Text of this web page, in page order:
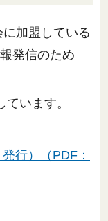
加盟している
発信のため
います。
行）（PDF：